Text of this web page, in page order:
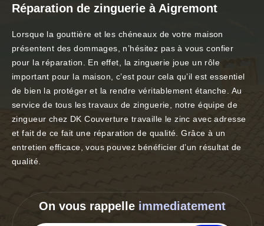
Réparation de zinguerie à Aigremont
Lorsque la gouttière et les chéneaux de votre maison
présentent des dommages, n’hésitez pas à vous confier
pour la réparation. En effet, la zinguerie joue un rôle
important pour la maison, c’est pour cela qu’il est essentiel
de bien la protéger et la rendre véritablement étanche. Au
service de tous les travaux de zinguerie, notre équipe de
zingueur chez DK Couverture travaille le zinc avec adresse
et fait de ce fait une réparation de qualité. Grâce à un
entretien efficace, vous pouvez bénéficier d’un résultat de
qualité.
On vous rappelle immediatement